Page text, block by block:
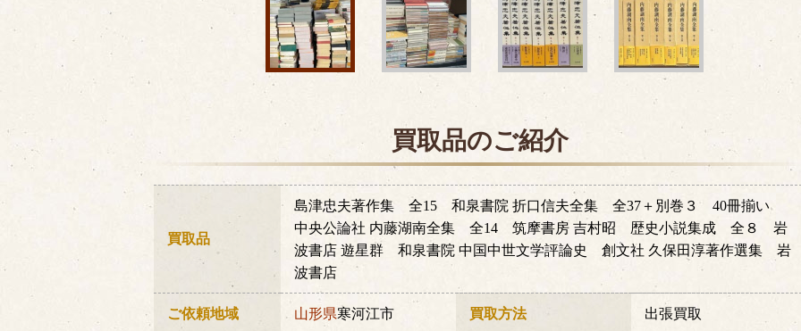
買取品のご紹介
買取品
島津忠夫著作集 全15 和泉書院 折口信夫全集 全37＋別巻３ 40冊揃い
中央公論社 内藤湖南全集 全14 筑摩書房 吉村昭 歴史小説集成 全８ 岩
波書店 遊星群 和泉書院 中国中世文学評論史 創文社 久保田淳著作選集 岩
波書店
ご依頼地域 山形県寒河江市 買取方法 出張買取